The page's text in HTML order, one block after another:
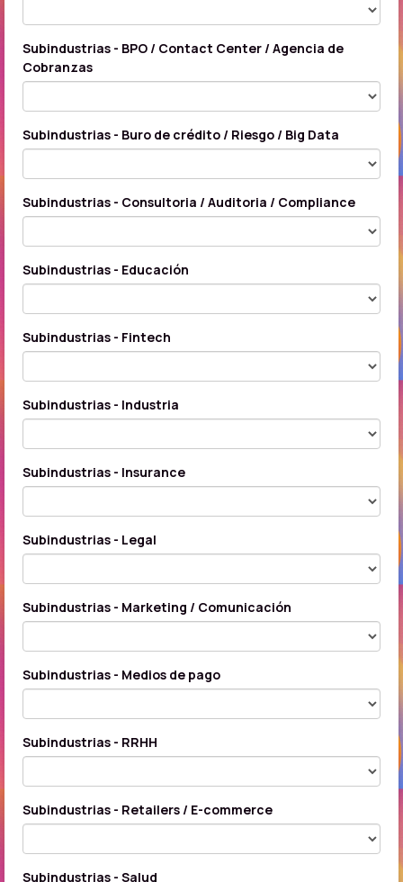
Subindustrias - BPO / Contact Center / Agencia de
Cobranzas
Subindustrias - Buro de crédito / Riesgo / Big Data
Subindustrias - Consultoria / Auditoria / Compliance
Subindustrias - Educación
Subindustrias - Fintech
Subindustrias - Industria
Subindustrias - Insurance
Subindustrias - Legal
Subindustrias - Marketing / Comunicación
Subindustrias - Medios de pago
Subindustrias - RRHH
Subindustrias - Retailers / E-commerce
Subindustrias - Salud